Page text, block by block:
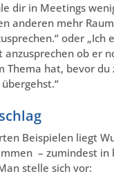
dir in Meetings
anderen mehr
oder „Ich
ob er
Thema hat, bevor du
Beispielen liegt
– zumindest
stelle sich vor: